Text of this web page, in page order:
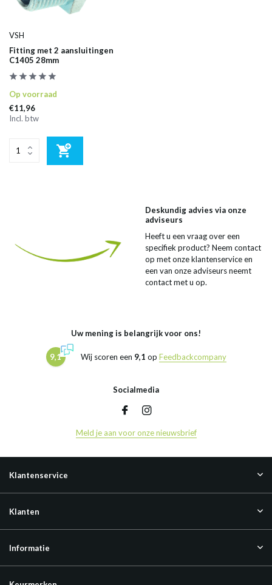
VSH
Fitting met 2 aansluitingen
C1405 28mm
Op voorraad
€11,96
Incl. btw
Deskundig advies via onze
adviseurs
Heeft u een vraag over een
specifiek product? Neem contact
op met onze klantenservice en
een van onze adviseurs neemt
contact met u op.
Uw mening is belangrijk voor ons!
9,1 Wij scoren een 9,1 op Feedbackcompany
Socialmedia
Meld je aan voor onze nieuwsbrief
Klantenservice
Klanten
Informatie